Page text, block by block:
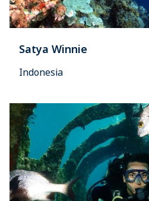
Satya Winnie
Indonesia